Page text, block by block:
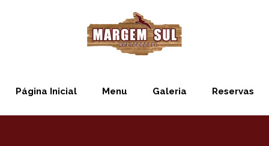
Página Inicial Menu Galeria Reservas